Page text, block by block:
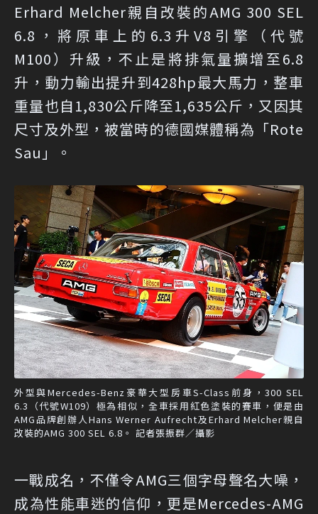
Erhard Melcher親自改裝的AMG 300 SEL
6.8，將原車上的6.3升V8引擎（代號
M100）升級，不止是將排氣量擴增至6.8
升，動力輸出提升到428hp最大馬力，整車
重量也自1,830公斤降至1,635公斤，又因其
尺寸及外型，被當時的德國媒體稱為「Rote
Sau」。
外型與Mercedes-Benz豪華大型房車S-Class前身，300 SEL
6.3（代號W109）極為相似，全車採用紅色塗裝的賽車，便是由
AMG品牌創辦人Hans Werner Aufrecht及Erhard Melcher親自
改裝的AMG 300 SEL 6.8。 記者張振群／攝影
一戰成名，不僅令AMG三個字母聲名大噪，
成為性能車迷的信仰，更是Mercedes-AMG